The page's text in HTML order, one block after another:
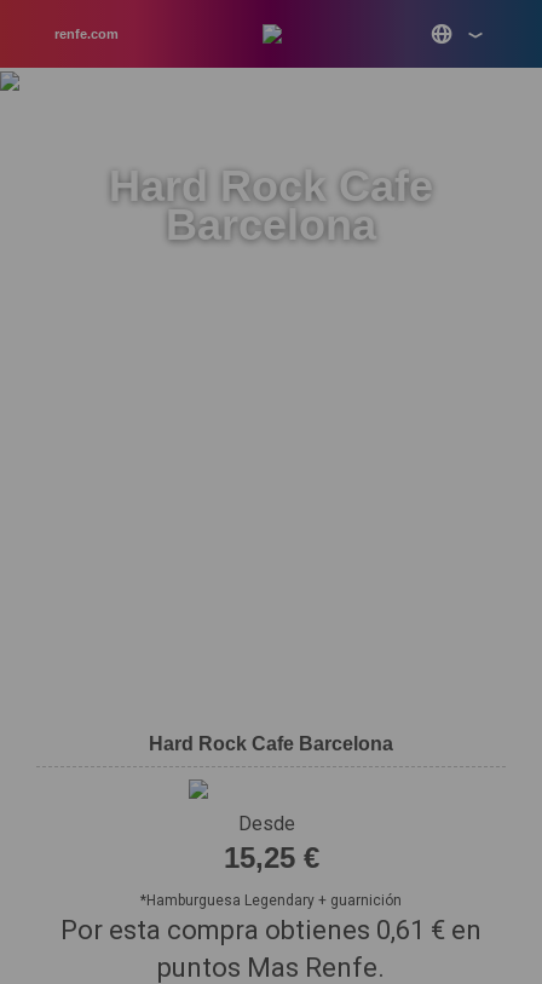
renfe.com
Hard Rock Cafe
Barcelona
Hard Rock Cafe Barcelona
Desde
15,25 €
*Hamburguesa Legendary + guarnición
Por esta compra obtienes 0,61 € en
puntos Mas Renfe.